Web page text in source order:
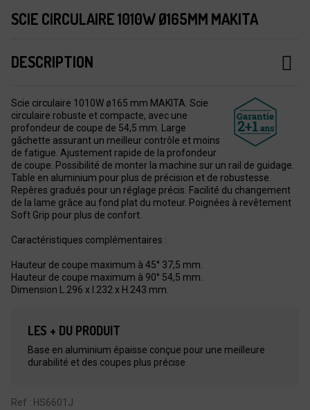
SCIE CIRCULAIRE 1010W Ø165MM MAKITA
DESCRIPTION
Scie circulaire 1010W ø165 mm MAKITA. Scie
circulaire robuste et compacte, avec une
profondeur de coupe de 54,5 mm. Large
gâchette assurant un meilleur contrôle et moins
de fatigue. Ajustement rapide de la profondeur
de coupe. Possibilité de monter la machine sur un rail de guidage.
Table en aluminium pour plus de précision et de robustesse.
Repères gradués pour un réglage précis. Facilité du changement
de la lame grâce au fond plat du moteur. Poignées à revêtement
Soft Grip pour plus de confort.
Caractéristiques complémentaires :
Hauteur de coupe maximum à 45° 37,5 mm.
Hauteur de coupe maximum à 90° 54,5 mm.
Dimension L.296 x l.232 x H.243 mm.
LES + DU PRODUIT
Base en aluminium épaisse conçue pour une meilleure
durabilité et des coupes plus précise
Ref : HS6601J